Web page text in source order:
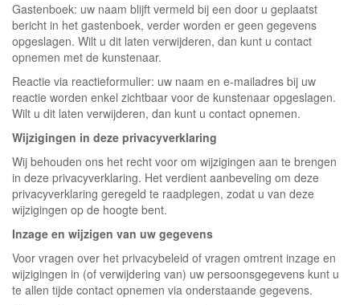
Gastenboek: uw naam blijft vermeld bij een door u geplaatst
bericht in het gastenboek, verder worden er geen gegevens
opgeslagen. Wilt u dit laten verwijderen, dan kunt u contact
opnemen met de kunstenaar.
Reactie via reactieformulier: uw naam en e-mailadres bij uw
reactie worden enkel zichtbaar voor de kunstenaar opgeslagen.
Wilt u dit laten verwijderen, dan kunt u contact opnemen.
Wijzigingen in deze privacyverklaring
Wij behouden ons het recht voor om wijzigingen aan te brengen
in deze privacyverklaring. Het verdient aanbeveling om deze
privacyverklaring geregeld te raadplegen, zodat u van deze
wijzigingen op de hoogte bent.
Inzage en wijzigen van uw gegevens
Voor vragen over het privacybeleid of vragen omtrent inzage en
wijzigingen in (of verwijdering van) uw persoonsgegevens kunt u
te allen tijde contact opnemen via onderstaande gegevens.